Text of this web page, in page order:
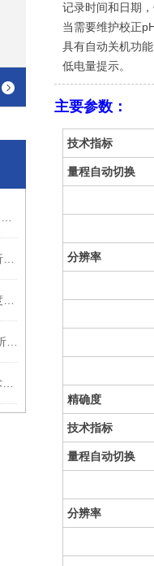
记录时间和日期
当需要维护校正
具有自动关机功
低电量提示。
主要参数：
技术指标
量程自动切换
分辨率
精确度
技术指标
量程自动切换
分辨率